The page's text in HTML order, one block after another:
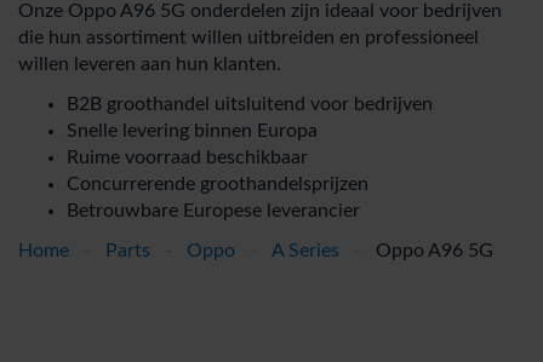
Onze Oppo A96 5G onderdelen zijn ideaal voor bedrijven
die hun assortiment willen uitbreiden en professioneel
willen leveren aan hun klanten.
B2B groothandel uitsluitend voor bedrijven
Snelle levering binnen Europa
Ruime voorraad beschikbaar
Concurrerende groothandelsprijzen
Betrouwbare Europese leverancier
Home Parts Oppo A Series Oppo A96 5G